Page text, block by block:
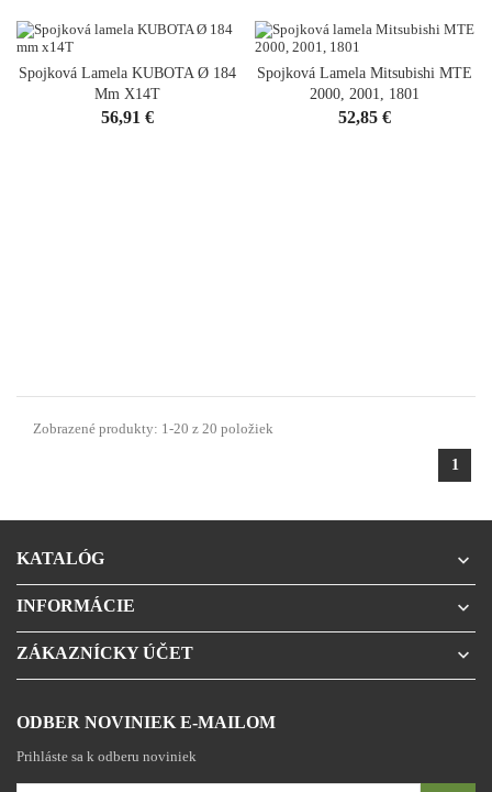
Spojková Lamela KUBOTA Ø 184
Mm X14T
Cena
56,91 €
Spojková Lamela Mitsubishi MTE
2000, 2001, 1801
Cena
52,85 €
Zobrazené produkty: 1-20 z 20 položiek
1
KATALÓG 
INFORMÁCIE 
ZÁKAZNÍCKY ÚČET 
ODBER NOVINIEK E-MAILOM
Prihláste sa k odberu noviniek